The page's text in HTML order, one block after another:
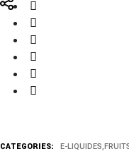
CATEGORIES: E-LIQUIDES,